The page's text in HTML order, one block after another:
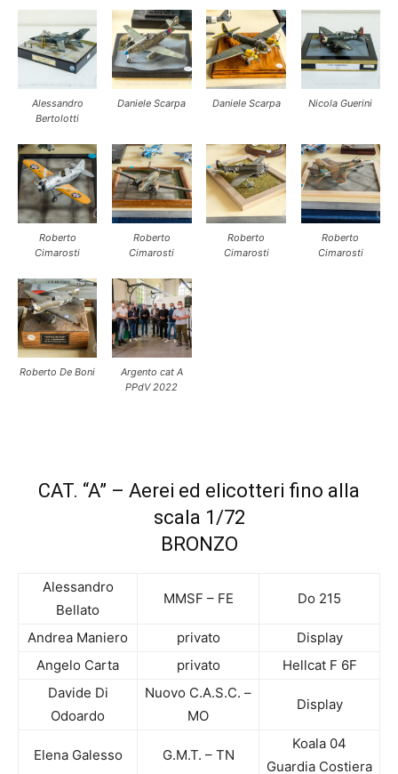
Alessandro
Bertolotti
Daniele Scarpa Daniele Scarpa Nicola Guerini
Roberto
Cimarosti
Roberto
Cimarosti
Roberto
Cimarosti
Roberto
Cimarosti
Roberto De Boni
Argento cat A
PPdV 2022
CAT. “A” – Aerei ed elicotteri fino alla
scala 1/72
BRONZO
Alessandro
Bellato
MMSF – FE Do 215
Andrea Maniero privato
Display
Angelo Carta
privato
Hellcat F 6F
Davide Di
Odoardo
Nuovo C.A.S.C. –
MO
Display
Elena Galesso G.M.T. – TN
Koala 04
Guardia Costiera